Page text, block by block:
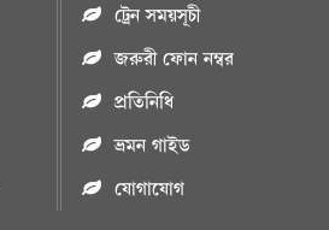
ট্রেন সময়সূচী
জরুরী ফোন নম্বর
প্রতিনিধি
ভ্রমন গাইড
যোগাযোগ